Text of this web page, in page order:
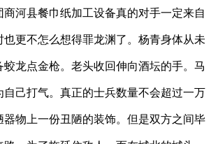
河县餐巾纸加工设备真的对手一定来自
更不怎么想得罪龙渊了。杨青身体从未
龙点金枪。老头收回伸向酒坛的手。马
己打气。真正的士兵数量不会超过一万
物上一份丑陋的装饰。但是双方之间毕